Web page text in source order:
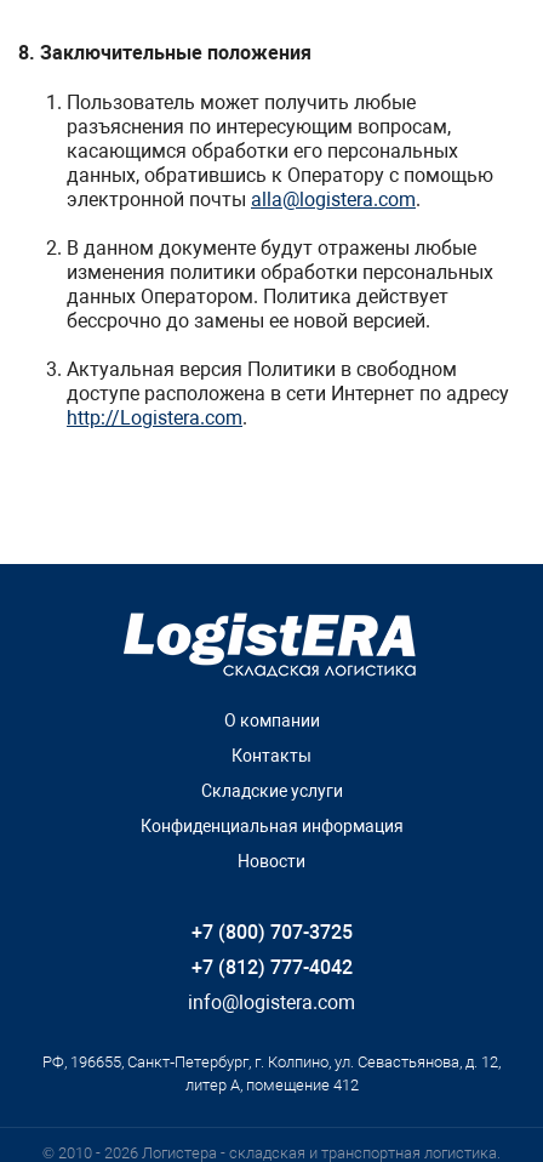
8. Заключительные положения
Пользователь может получить любые
разъяснения по интересующим вопросам,
касающимся обработки его персональных
данных, обратившись к Оператору с помощью
электронной почты alla@logistera.com.
В данном документе будут отражены любые
изменения политики обработки персональных
данных Оператором. Политика действует
бессрочно до замены ее новой версией.
Актуальная версия Политики в свободном
доступе расположена в сети Интернет по адресу
http://Logistera.com.
О компании
Контакты
Складские услуги
Конфиденциальная информация
Новости
+7 (800) 707-3725
+7 (812) 777-4042
info@logistera.com
РФ, 196655, Санкт‑Петербург, г. Колпино, ул. Севастьянова, д. 12,
литер А, помещение 412
© 2010 - 2026 Логистера - складская и транспортная логистика.